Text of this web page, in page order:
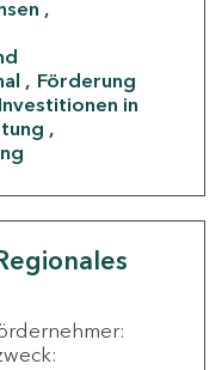
Förderung
Investitionen in